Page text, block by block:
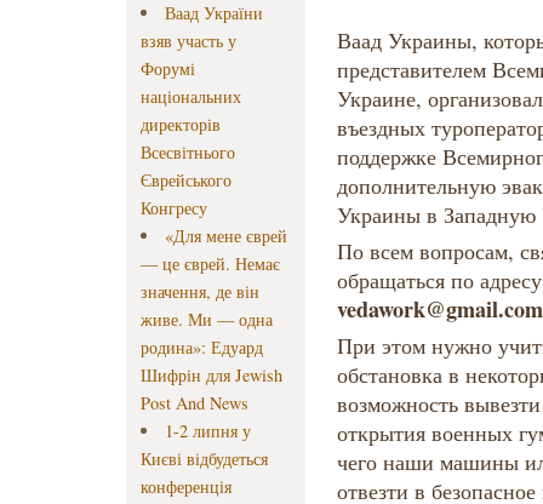
Ваад України
взяв участь у
Форумі
національних
директорів
Всесвітнього
Єврейського
Конгресу
«Для мене єврей
— це єврей. Немає
значення, де він
живе. Ми — одна
родина»: Едуард
Шифрін для Jewish
Post And News
1-2 липня у
Києві відбудеться
конференція
Ваад Украины,
представителем
Украине,
въездных
поддержке
дополнительную
Украины в Западную
По всем вопросам,
обращаться по
При этом нужно
обстановка в
возможность
открытия военных
чего наши машины
отвезти в